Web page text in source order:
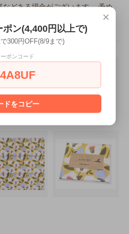
などある場合がございます。 予め
×
ン(4,400円以上で)
300円OFF(8/9まで)
ーポンコード
ドをコピー